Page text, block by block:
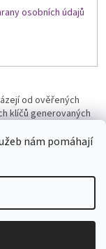
nám pomáhají
osobních údajů
od ověřených
klíčů generovaných
vyhrazena.